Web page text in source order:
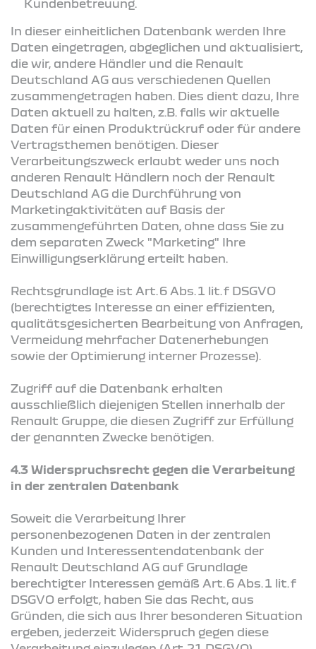
Kundenbetreuung.
In dieser einheitlichen Datenbank werden Ihre
Daten eingetragen, abgeglichen und aktualisiert,
die wir, andere Händler und die Renault
Deutschland AG aus verschiedenen Quellen
zusammengetragen haben. Dies dient dazu, Ihre
Daten aktuell zu halten, z.B. falls wir aktuelle
Daten für einen Produktrückruf oder für andere
Vertragsthemen benötigen. Dieser
Verarbeitungszweck erlaubt weder uns noch
anderen Renault Händlern noch der Renault
Deutschland AG die Durchführung von
Marketingaktivitäten auf Basis der
zusammengeführten Daten, ohne dass Sie zu
dem separaten Zweck "Marketing" Ihre
Einwilligungserklärung erteilt haben.
Rechtsgrundlage ist Art. 6 Abs. 1 lit. f DSGVO
(berechtigtes Interesse an einer effizienten,
qualitätsgesicherten Bearbeitung von Anfragen,
Vermeidung mehrfacher Datenerhebungen
sowie der Optimierung interner Prozesse).
Zugriff auf die Datenbank erhalten
ausschließlich diejenigen Stellen innerhalb der
Renault Gruppe, die diesen Zugriff zur Erfüllung
der genannten Zwecke benötigen.
4.3 Widerspruchsrecht gegen die Verarbeitung
in der zentralen Datenbank
Soweit die Verarbeitung Ihrer
personenbezogenen Daten in der zentralen
Kunden und Interessentendatenbank der
Renault Deutschland AG auf Grundlage
berechtigter Interessen gemäß Art. 6 Abs. 1 lit. f
DSGVO erfolgt, haben Sie das Recht, aus
Gründen, die sich aus Ihrer besonderen Situation
ergeben, jederzeit Widerspruch gegen diese